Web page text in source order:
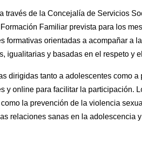
través de la Concejalía de Servicios
Familiar prevista para los
formativas orientadas a acompañar a
igualitarias y basadas en el respeto y
dirigidas tanto a adolescentes como
y online para facilitar la participación.
la prevención de la violencia
relaciones sanas en la adolescencia